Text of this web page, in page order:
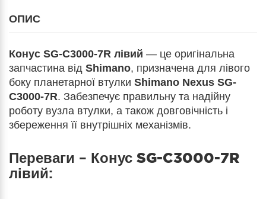
ОПИС
Конус SG-C3000-7R лівий — це оригінальна
запчастина від Shimano, призначена для лівого
боку планетарної втулки Shimano Nexus SG-
C3000-7R. Забезпечує правильну та надійну
роботу вузла втулки, а також довговічність і
збереження її внутрішніх механізмів.
Переваги – Конус SG-C3000-7R
лівий: